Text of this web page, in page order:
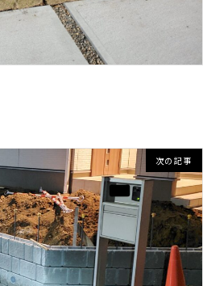
次の記事